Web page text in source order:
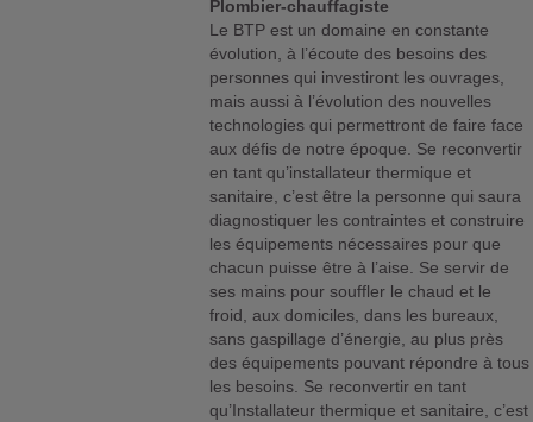
Plombier-chauffagiste
Le BTP est un domaine en constante
évolution, à l’écoute des besoins des
personnes qui investiront les ouvrages,
mais aussi à l’évolution des nouvelles
technologies qui permettront de faire face
aux défis de notre époque. Se reconvertir
en tant qu’installateur thermique et
sanitaire, c’est être la personne qui saura
diagnostiquer les contraintes et construire
les équipements nécessaires pour que
chacun puisse être à l’aise. Se servir de
ses mains pour souffler le chaud et le
froid, aux domiciles, dans les bureaux,
sans gaspillage d’énergie, au plus près
des équipements pouvant répondre à tous
les besoins. Se reconvertir en tant
qu’Installateur thermique et sanitaire, c’est